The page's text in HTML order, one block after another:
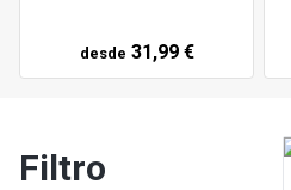
desde 31,99 €
Filtro